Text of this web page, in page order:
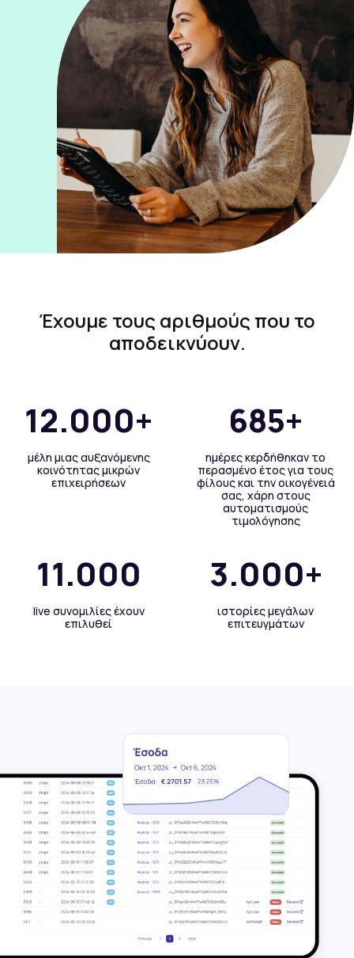
Έχουμε τους αριθμούς που το
αποδεικνύουν.
12.000+
μέλη μιας αυξανόμενης
κοινότητας μικρών
επιχειρήσεων
685+
ημέρες κερδήθηκαν το
περασμένο έτος για τους
φίλους και την οικογένειά
σας, χάρη στους
αυτοματισμούς
τιμολόγησης
11.000
live συνομιλίες έχουν
επιλυθεί
3.000+
ιστορίες μεγάλων
επιτευγμάτων